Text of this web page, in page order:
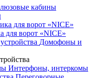
кабины
для ворот «NICE»
Домофоны и
Интерфоны, интеркомы